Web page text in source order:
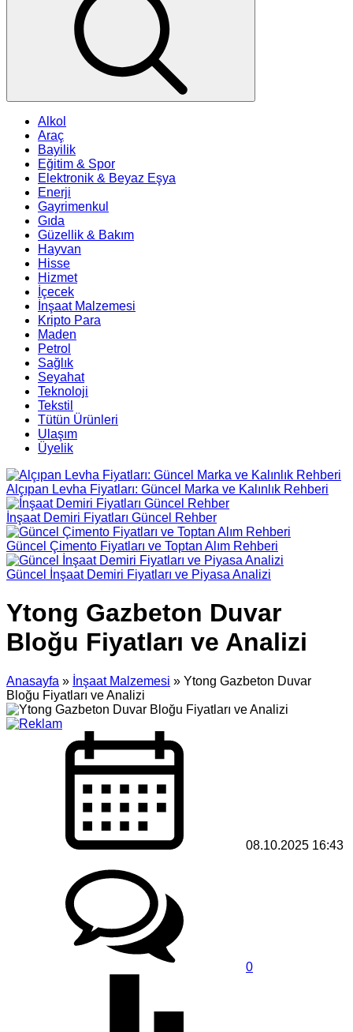
Alkol
Araç
Bayilik
Eğitim & Spor
Elektronik & Beyaz Eşya
Enerji
Gayrimenkul
Gıda
Güzellik & Bakım
Hayvan
Hisse
Hizmet
İçecek
İnşaat Malzemesi
Kripto Para
Maden
Petrol
Sağlık
Seyahat
Teknoloji
Tekstil
Tütün Ürünleri
Ulaşım
Üyelik
Alçıpan Levha Fiyatları: Güncel Marka ve Kalınlık Rehberi
İnşaat Demiri Fiyatları Güncel Rehber
Güncel Çimento Fiyatları ve Toptan Alım Rehberi
Güncel İnşaat Demiri Fiyatları ve Piyasa Analizi
Ytong Gazbeton Duvar
Bloğu Fiyatları ve Analizi
Anasayfa » İnşaat Malzemesi » Ytong Gazbeton Duvar
Bloğu Fiyatları ve Analizi
08.10.2025 16:43
0